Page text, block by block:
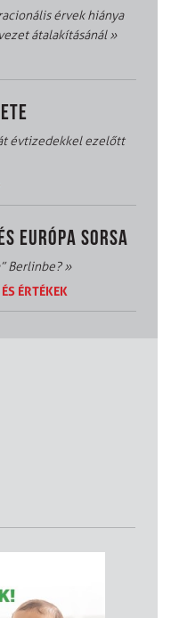
érvek hiánya
átalakításánál»
évtizedekkel ezelőtt
EURÓPA SORSA
Berlinbe?»
ÉRTÉKEK